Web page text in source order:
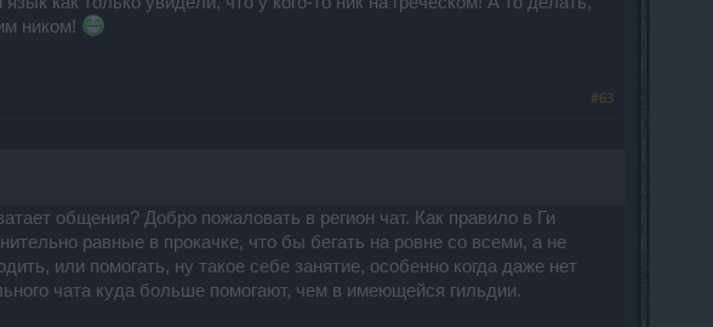
ником!
#63
общения? Добро пожаловать в регион чат. Как правило в Ги
равные в прокачке, что бы бегать на ровне со всеми, а не
или помогать, ну такое себе занятие, особенно когда даже нет
чата куда больше помогают, чем в имеющейся гильдии.